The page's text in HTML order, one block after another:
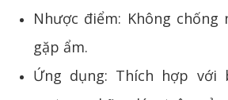
Nhược điểm: Không chống
gặp ẩm.
Ứng dụng: Thích hợp với